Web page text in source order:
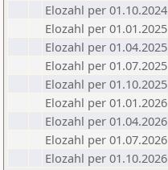
Elozahl per 01.10.2024
Elozahl per 01.01.2025
Elozahl per 01.04.2025
Elozahl per 01.07.2025
Elozahl per 01.10.2025
Elozahl per 01.01.2026
Elozahl per 01.04.2026
Elozahl per 01.07.2026
Elozahl per 01.10.2026